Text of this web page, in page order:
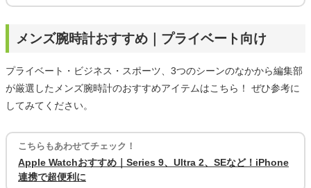
メンズ腕時計おすすめ｜プライベート向け
プライベート・ビジネス・スポーツ、3つのシーンのなかから編集部
が厳選したメンズ腕時計のおすすめアイテムはこちら！ ぜひ参考に
してみてください。
こちらもあわせてチェック！
Apple Watchおすすめ｜Series 9、Ultra 2、SEなど！iPhone
連携で超便利に